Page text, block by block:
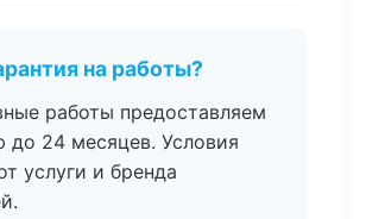
на работы?
работы предоставляем
до 24 месяцев. Условия
услуги и бренда